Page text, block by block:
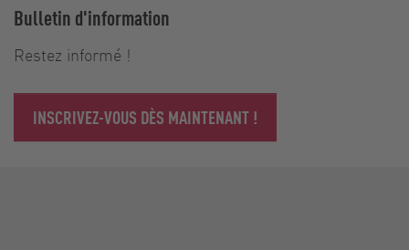
Bulletin d'information
Restez informé !
INSCRIVEZ-VOUS DÈS MAINTENANT !